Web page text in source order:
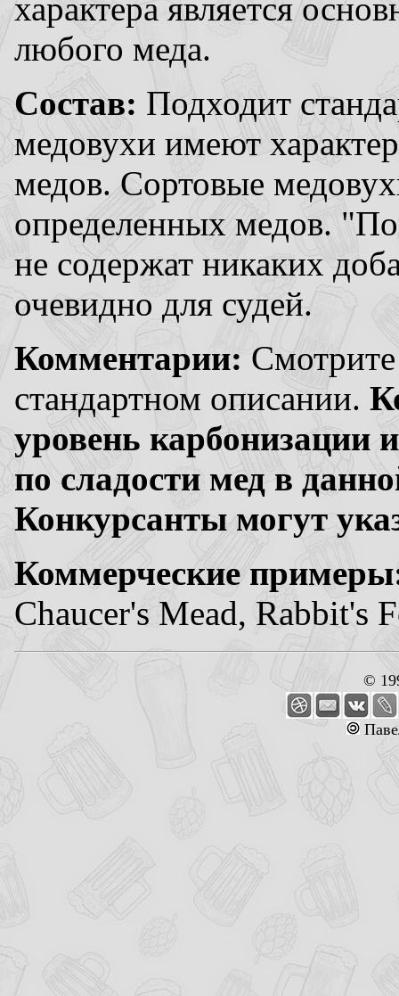
характера является
любого меда.
Состав: Подходит
медовухи имеют
медов. Сортовые
определенных медов.
не содержат никаких
очевидно для судей.
Комментарии:
стандартном описании.
уровень карбонизации
по сладости мед в
Конкурсанты могут
Коммерческие
Chaucer's Mead, Rabbit's
©